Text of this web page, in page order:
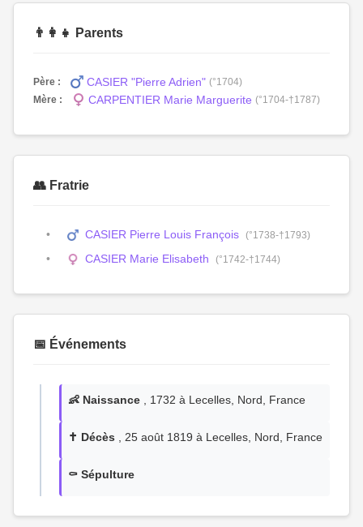
👨‍👩‍👧 Parents
Père : CASIER "Pierre Adrien" (°1704)
Mère :
CARPENTIER Marie Marguerite (°1704-†1787)
👥 Fratrie
CASIER Pierre Louis François (°1738-†1793)
CASIER Marie Elisabeth (°1742-†1744)
📅 Événements
👶 Naissance , 1732 à Lecelles, Nord, France
✝️ Décès , 25 août 1819 à Lecelles, Nord, France
⚰️ Sépulture